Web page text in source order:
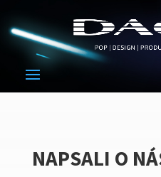
NAPSALI O